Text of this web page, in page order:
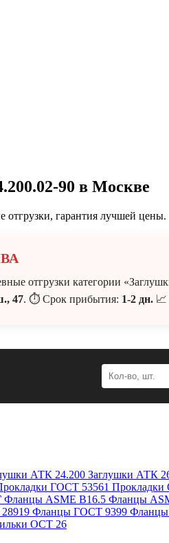
90 в Москве
отгрузки, гарантия лучшей цены.
отгрузки категории
47. ⏱ Срок прибытия: 1-2 дн.
АТК 24.200 Заглушки АТК
ГОСТ 53561 Прокладки
Фланцы ASME B16.5 Фланцы
Фланцы ГОСТ 9399 Фланцы
ОСТ 26